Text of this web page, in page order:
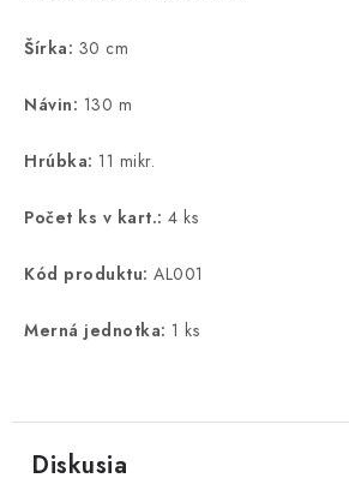
Šírka: 30 cm
Návin: 130 m
Hrúbka: 11 mikr.
Počet ks v kart.: 4 ks
Kód produktu: AL001
Merná jednotka: 1 ks
Diskusia